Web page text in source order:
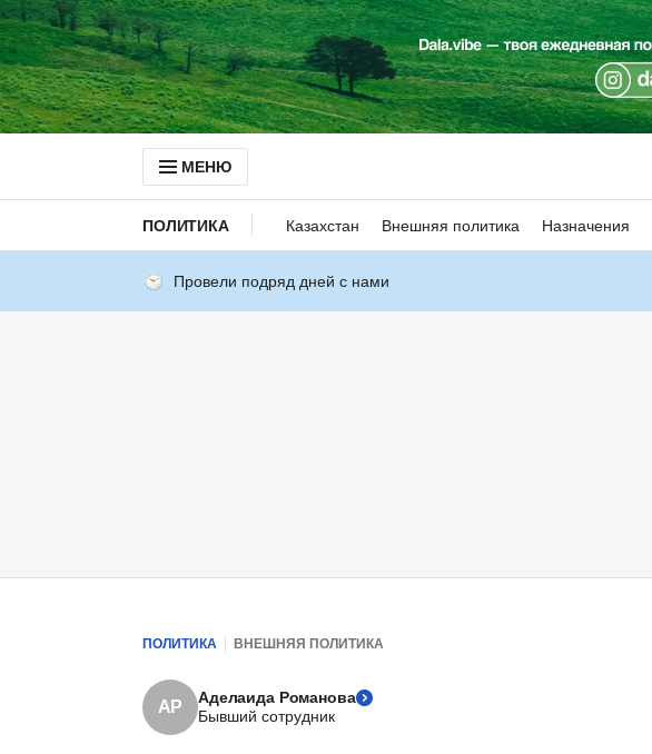
МЕНЮ
ПОЛИТИКА Казахстан Внешняя политика Назначения
Провели подряд дней с нами
ПОЛИТИКА ВНЕШНЯЯ ПОЛИТИКА
АР
Аделаида Романова
Бывший сотрудник